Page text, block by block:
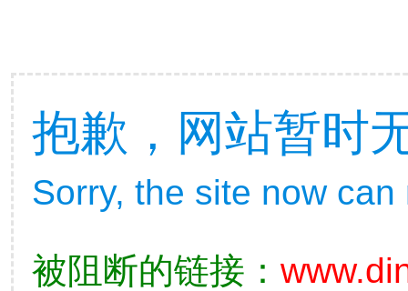
抱歉，网站暂时
Sorry, the site now
被阻断的链接：